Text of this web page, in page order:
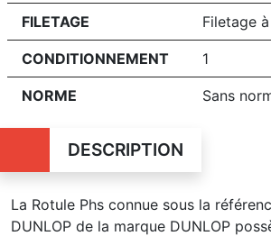
FILETAGE Filetage
CONDITIONNEMENT 1
NORME Sans
DESCRIPTION
La Rotule Phs connue sous la
DUNLOP de la marque DUNLOP